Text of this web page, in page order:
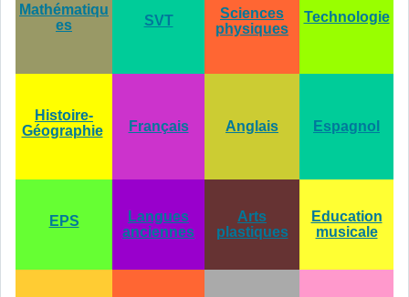
Mathématiqu
es
SVT
Sciences
physiques
Technologie
Histoire-
Géographie
Français Anglais Espagnol
EPS
Langues
anciennes
Arts
plastiques
Education
musicale